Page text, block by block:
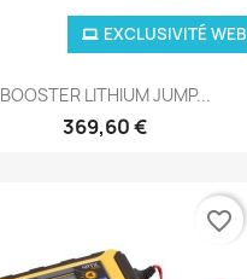
BOOSTER LITHIUM JUMP...
369,60 €
EXCLUSIVITÉ WEB
favorite_border